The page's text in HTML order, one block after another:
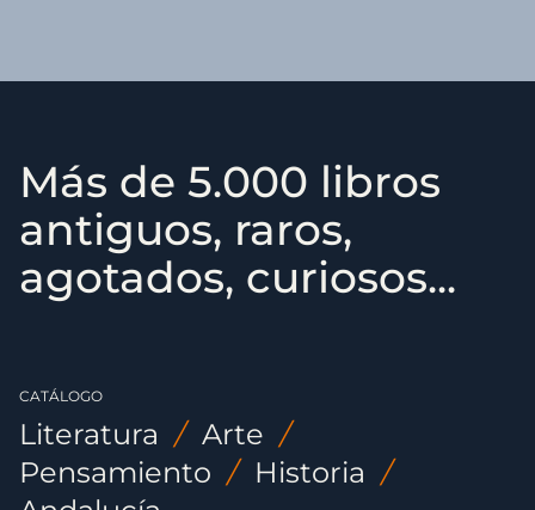
Más de 5.000 libros
antiguos, raros,
agotados, curiosos...
CATÁLOGO
Literatura / Arte /
Pensamiento / Historia /